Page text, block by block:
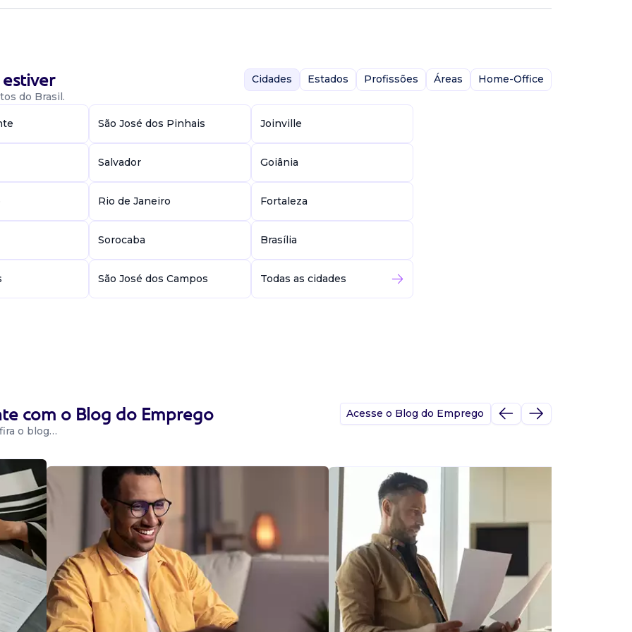
pessoa. A
auxiliar nas...
em
e vale
estad...
do Brasil.
Cidades Estados Profissões Áreas Home-Office
São José dos Pinhais Joinville
Salvador Goiânia
Rio de Janeiro Fortaleza
Sorocaba Brasília
São José dos Campos Todas as cidades
com o Blog do Emprego
o blog…
Acesse o Blog do Emprego